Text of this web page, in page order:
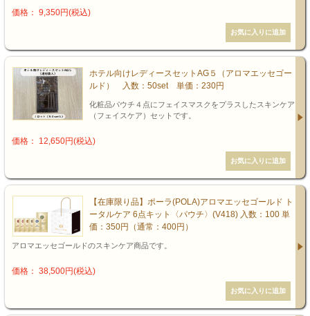
価格： 9,350円(税込)
ホテル向けレディースセットAG５（アロマエッセゴー
ルド） 入数：50set 単価：230円
化粧品パウチ４点にフェイスマスクをプラスしたスキンケア
（フェイスケア）セットです。
価格： 12,650円(税込)
【在庫限り品】ポーラ(POLA)アロマエッセゴールド ト
ータルケア 6点キット〈パウチ〉(V418) 入数：100 単
価：350円（通常：400円）
アロマエッセゴールドのスキンケア商品です。
価格： 38,500円(税込)